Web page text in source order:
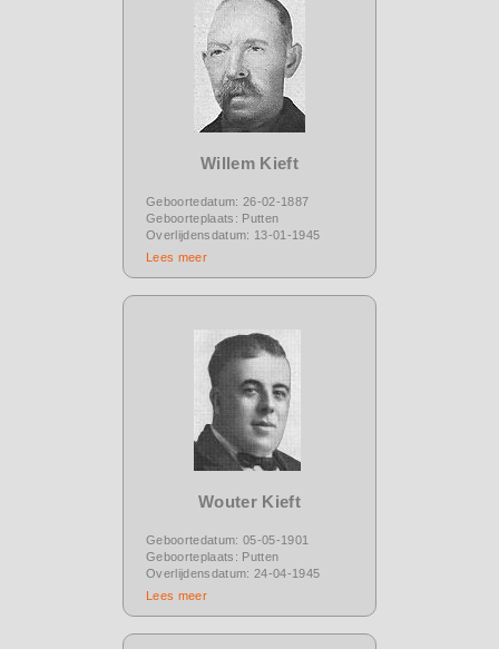
Willem Kieft
Geboortedatum: 26-02-1887
Geboorteplaats: Putten
Overlijdensdatum: 13-01-1945
Lees meer
Wouter Kieft
Geboortedatum: 05-05-1901
Geboorteplaats: Putten
Overlijdensdatum: 24-04-1945
Lees meer